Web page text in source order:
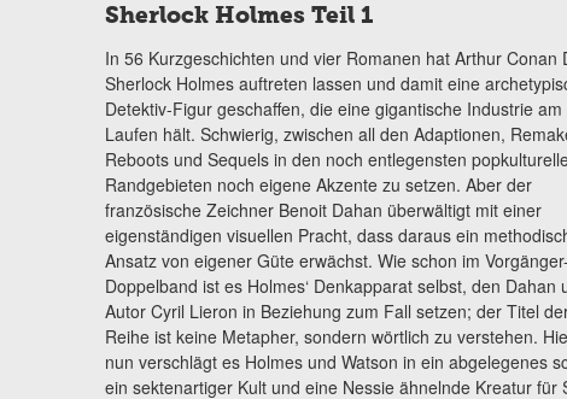
Sherlock Holmes Teil 1
In 56 Kurzgeschichten und vier Romanen hat Arthur Conan
Sherlock Holmes auftreten lassen und damit eine
Detektiv-Figur geschaffen, die eine gigantische Industrie am
Laufen hält. Schwierig, zwischen all den Adaptionen,
Reboots und Sequels in den noch entlegensten
Randgebieten noch eigene Akzente zu setzen. Aber der
französische Zeichner Benoit Dahan überwältigt mit einer
eigenständigen visuellen Pracht, dass daraus ein
Ansatz von eigener Güte erwächst. Wie schon im Vorgänger-
Doppelband ist es Holmes‘ Denkapparat selbst, den Dahan
Autor Cyril Lieron in Beziehung zum Fall setzen; der Titel
Reihe ist keine Metapher, sondern wörtlich zu verstehen.
nun verschlägt es Holmes und Watson in ein abgelegenes
ein sektenartiger Kult und eine Nessie ähnelnde Kreatur